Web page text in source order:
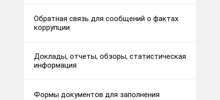
Обратная связь для сообщений о фактах
коррупции
Доклады, отчеты, обзоры, статистическая
информация
Формы документов для заполнения